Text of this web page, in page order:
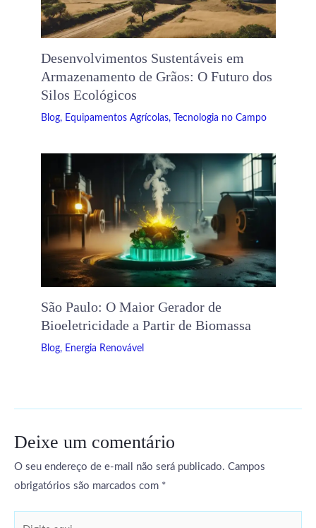
Desenvolvimentos Sustentáveis ​​em
Armazenamento de Grãos: O Futuro dos
Silos Ecológicos
Blog, Equipamentos Agrícolas, Tecnologia no Campo
São Paulo: O Maior Gerador de
Bioeletricidade a Partir de Biomassa
Blog, Energia Renovável
Deixe um comentário
O seu endereço de e-mail não será publicado. Campos
obrigatórios são marcados com *